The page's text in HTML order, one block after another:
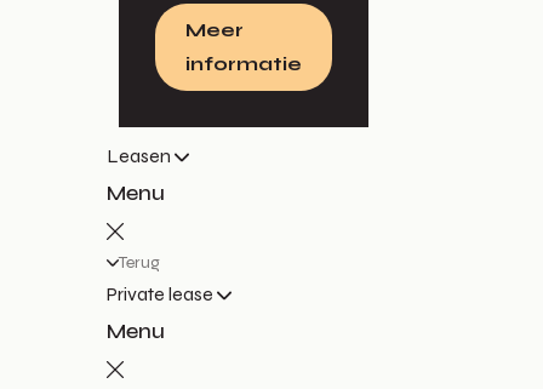
Meer
informatie
Leasen
Menu
Terug
Private lease
Menu